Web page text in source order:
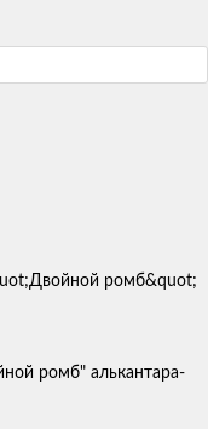
ромб" алькантара-